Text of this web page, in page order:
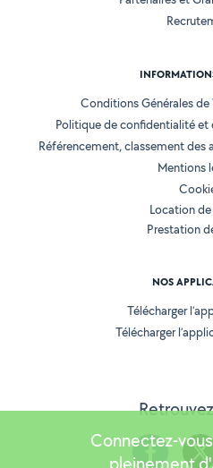
Conditions Générales
Politique de confidentialité et
Référencement, classement des
Mentions
Location
Prestation
NOS
Télécharger
Télécharger
Connectez-